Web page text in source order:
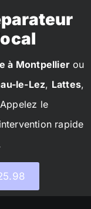
à Montpellier ou
le-Lez, Lattes,
le
rapide